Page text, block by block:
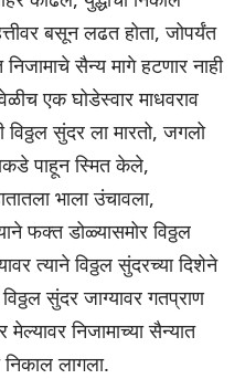
बसून लढत होता, जोपर्यंत
सैन्य मागे हटणार नाही
एक घोडेस्वार माधवराव
सुंदर ला मारतो, जगलो
पाहून स्मित केले,
भाला उंचावला,
फक्त डोळ्यासमोर विठ्ठल
त्याने विठ्ठल सुंदरच्या दिशेने
सुंदर जाग्यावर गतप्राण
मेल्यावर निजामाच्या सैन्यात
लागला.